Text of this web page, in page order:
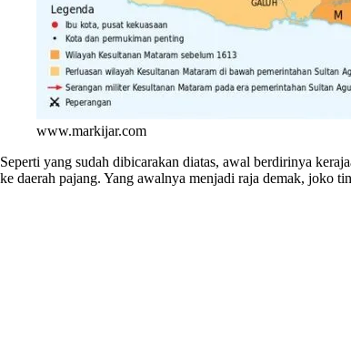
www.markijar.com
Seperti yang sudah dibicarakan diatas, awal berdirinya
ke daerah pajang. Yang awalnya menjadi raja demak, joko